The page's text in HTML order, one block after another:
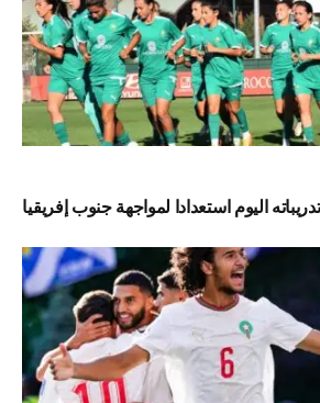
اليوم استعدادا لمواجهة جنوب إفريقيا